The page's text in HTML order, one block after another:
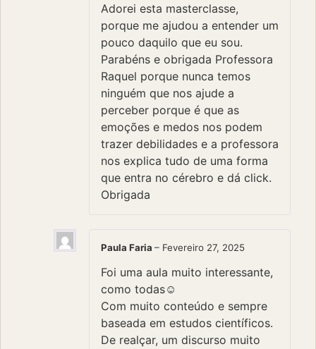
Adorei esta masterclasse,
porque me ajudou a entender um
pouco daquilo que eu sou.
Parabéns e obrigada Professora
Raquel porque nunca temos
ninguém que nos ajude a
perceber porque é que as
emoções e medos nos podem
trazer debilidades e a professora
nos explica tudo de uma forma
que entra no cérebro e dá click.
Obrigada
Paula Faria – Fevereiro 27, 2025
Foi uma aula muito interessante,
como todas☺️
Com muito conteúdo e sempre
baseada em estudos científicos.
De realçar, um discurso muito